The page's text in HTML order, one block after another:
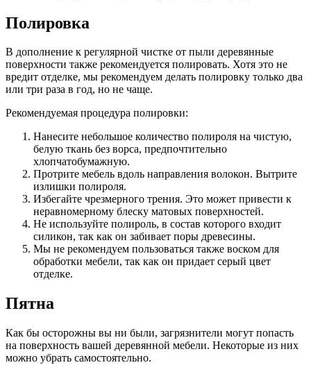
Полировка
В дополнение к регулярной чистке от пыли деревянные
поверхности также рекомендуется полировать. Хотя это не
вредит отделке, мы рекомендуем делать полировку только два
или три раза в год, но не чаще.
Рекомендуемая процедура полировки:
Нанесите небольшое количество полироля на чистую,
белую ткань без ворса, предпочтительно
хлопчатобумажную.
Протрите мебель вдоль направления волокон. Вытрите
излишки полироля.
Избегайте чрезмерного трения. Это может привести к
неравномерному блеску матовых поверхностей.
Не используйте полироль, в состав которого входит
силикон, так как он забивает поры древесины.
Мы не рекомендуем пользоваться также воском для
обработки мебели, так как он придает серый цвет
отделке.
Пятна
Как бы осторожны вы ни были, загрязнители могут попасть
на поверхность вашей деревянной мебели. Некоторые из них
можно убрать самостоятельно.